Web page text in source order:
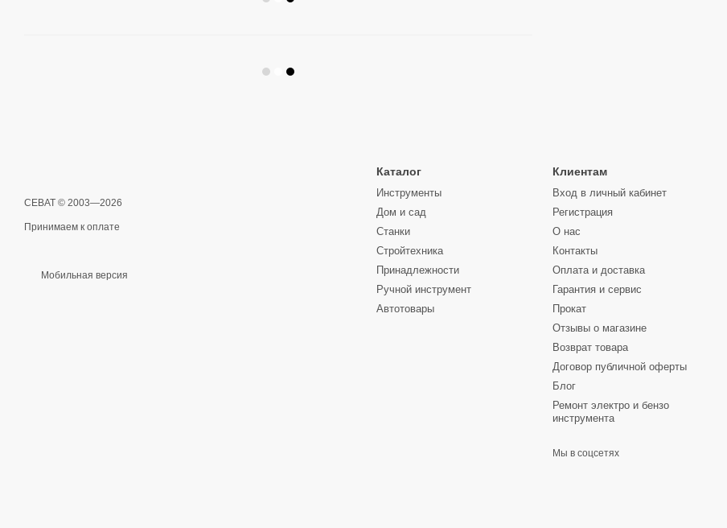
СЕВАТ © 2003—2026
Принимаем к оплате
Мобильная версия
Каталог
Инструменты
Дом и сад
Станки
Стройтехника
Принадлежности
Ручной инструмент
Автотовары
Клиентам
Вход в личный кабинет
Регистрация
О нас
Контакты
Оплата и доставка
Гарантия и сервис
Прокат
Отзывы о магазине
Возврат товара
Договор публичной оферты
Блог
Ремонт электро и бензо
инструмента
Мы в соцсетях